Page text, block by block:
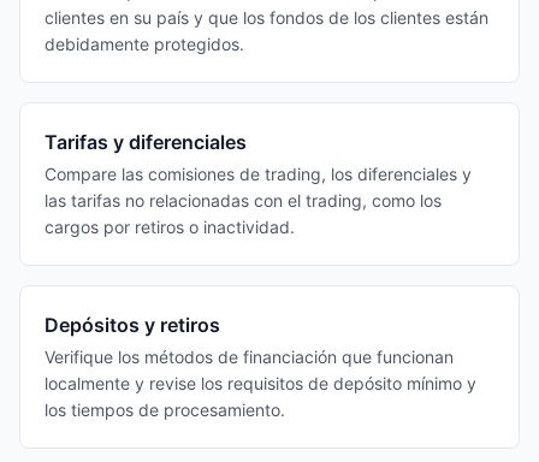
clientes en su país y que los fondos de los clientes están
debidamente protegidos.
Tarifas y diferenciales
Compare las comisiones de trading, los diferenciales y
las tarifas no relacionadas con el trading, como los
cargos por retiros o inactividad.
Depósitos y retiros
Verifique los métodos de financiación que funcionan
localmente y revise los requisitos de depósito mínimo y
los tiempos de procesamiento.